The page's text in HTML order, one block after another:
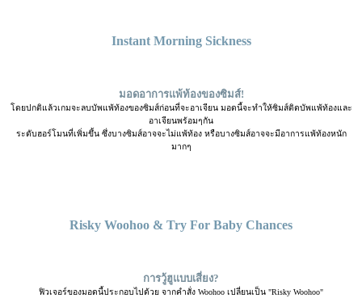
Instant Morning Sickness
มอดอาการแพ้ท้องของซิมส์!
โดยปกติแล้วเกมจะลบบัพแพ้ท้องของซิมส์ก่อนที่จะอาเจียน มอดนี้จะทำให้ซิมส์ติดบัพแพ้ท้องและ
อาเจียนพร้อมๆกัน
ระดับฮอร์โมนที่เพิ่มขึ้น ซึ่งบางซิมส์อาจจะไม่แพ้ท้อง หรือบางซิมส์อาจจะมีอาการแพ้ท้องหนัก
มากๆ
Risky Woohoo & Try For Baby Chances
การวู้ฮูแบบเสี่ยง?
ฟิวเจอร์ของมอดนี้ประกอบไปด้วย จากคำสั่ง Woohoo เปลี่ยนเป็น "Risky Woohoo"